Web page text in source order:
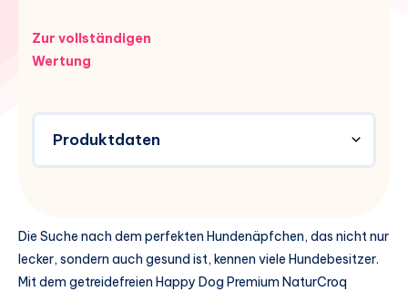
Zur vollständigen
Wertung
Produktdaten
Die Suche nach dem perfekten Hundenäpfchen, das nicht nur
lecker, sondern auch gesund ist, kennen viele Hundebesitzer.
Mit dem getreidefreien Happy Dog Premium NaturCroq